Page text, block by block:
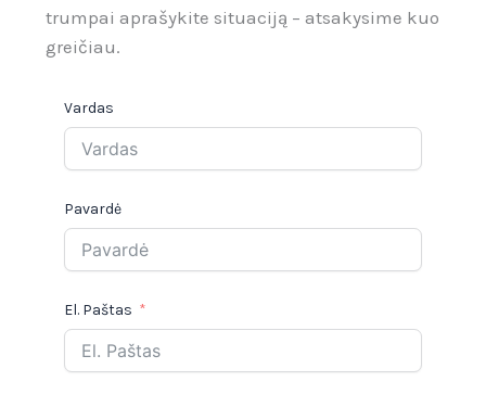
trumpai aprašykite situaciją – atsakysime kuo
greičiau.
Vardas
Pavardė
El. Paštas